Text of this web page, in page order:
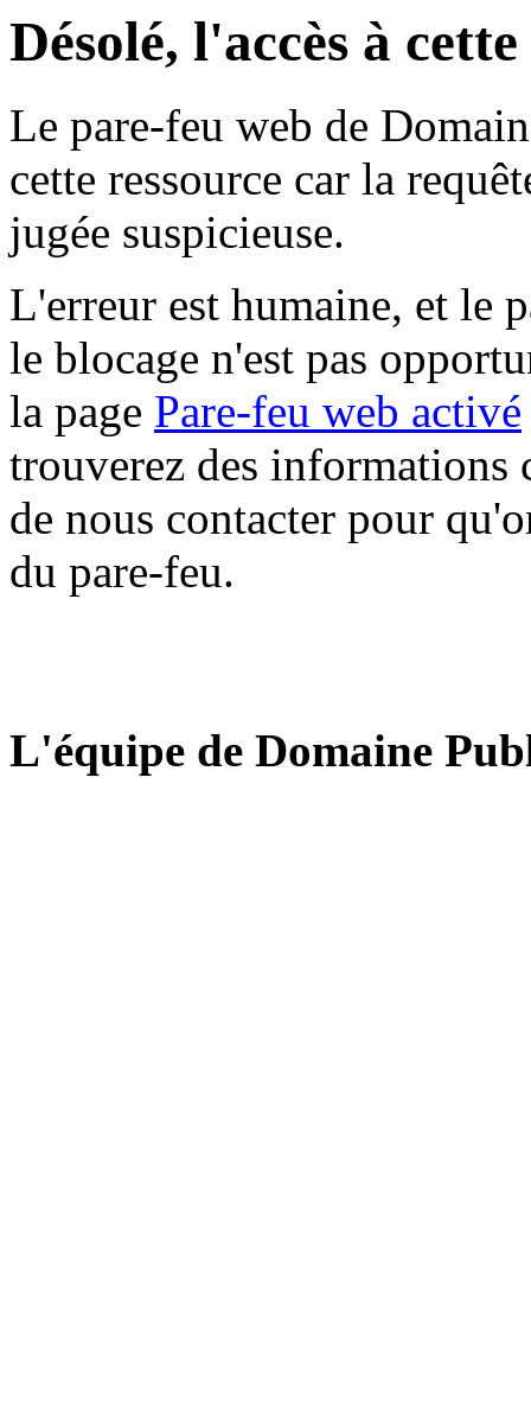
Désolé, l'accès à
Le pare-feu web de
cette ressource car la
jugée suspicieuse.
L'erreur est humaine, et le
le blocage n'est pas
la page Pare-feu web activé
trouverez des informations
de nous contacter pour
du pare-feu.
L'équipe de Domaine